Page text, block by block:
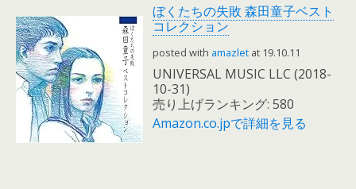
ぼくたちの失敗 森田童子ベスト
コレクション
posted with amazlet at 19.10.11
UNIVERSAL MUSIC LLC (2018-
10-31)
売り上げランキング: 580
Amazon.co.jpで詳細を見る